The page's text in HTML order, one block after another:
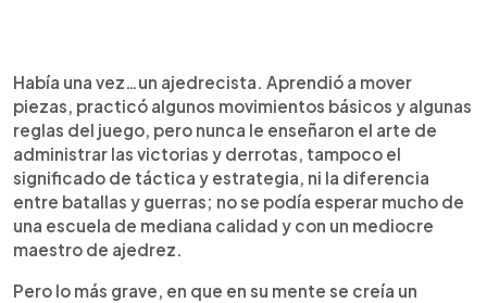
Escuchar artículo
Había una vez…un ajedrecista. Aprendió a mover
piezas, practicó algunos movimientos básicos y algunas
reglas del juego, pero nunca le enseñaron el arte de
administrar las victorias y derrotas, tampoco el
significado de táctica y estrategia, ni la diferencia
entre batallas y guerras; no se podía esperar mucho de
una escuela de mediana calidad y con un mediocre
maestro de ajedrez.
Pero lo más grave, en que en su mente se creía un